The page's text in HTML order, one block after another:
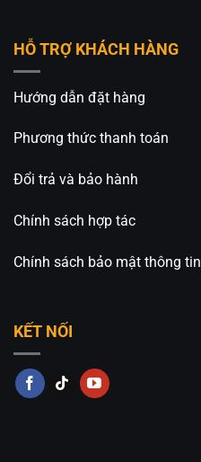
HỖ TRỢ KHÁCH HÀNG
Hướng dẫn đặt hàng
Phương thức thanh toán
Đổi trả và bảo hành
Chính sách hợp tác
Chính sách bảo mật thông tin
KẾT NỐI